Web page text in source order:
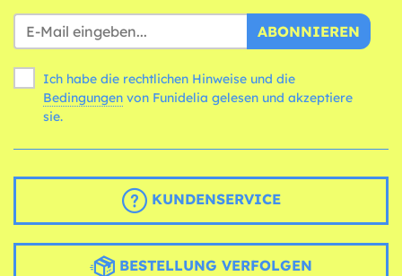
ABONNIEREN
Ich habe die rechtlichen Hinweise und die
Bedingungen
sie.
KUNDENSERVICE
BESTELLUNG VERFOLGEN